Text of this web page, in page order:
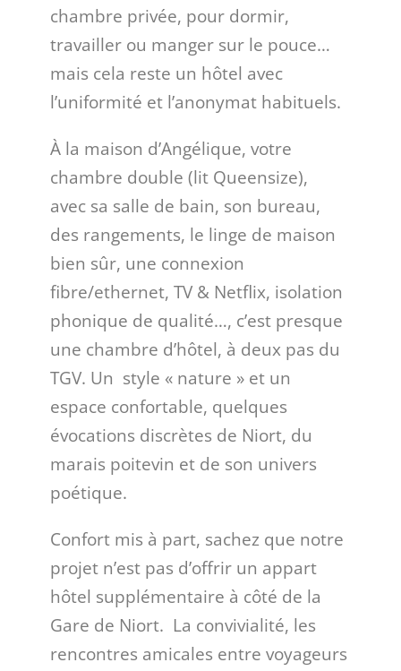
chambre privée, pour dormir,
travailler ou manger sur le pouce…
mais cela reste un hôtel avec
l’uniformité et l’anonymat habituels.
À la maison d’Angélique, votre
chambre double (lit Queensize),
avec sa salle de bain, son bureau,
des rangements, le linge de maison
bien sûr, une connexion
fibre/ethernet, TV & Netflix, isolation
phonique de qualité…, c’est presque
une chambre d’hôtel, à deux pas du
TGV. Un style « nature » et un
espace confortable, quelques
évocations discrètes de Niort, du
marais poitevin et de son univers
poétique.
Confort mis à part, sachez que notre
projet n’est pas d’offrir un appart
hôtel supplémentaire à côté de la
Gare de Niort. La convivialité, les
rencontres amicales entre voyageurs